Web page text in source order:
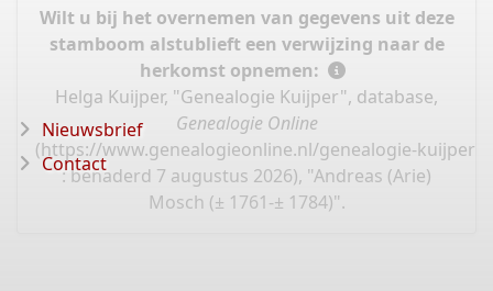
Wilt u bij het overnemen van gegevens uit deze
stamboom alstublieft een verwijzing naar de
herkomst opnemen:
Helga Kuijper, "Genealogie Kuijper", database,
Genealogie Online
(https://www.genealogieonline.nl/genealogie-kuijper/
: benaderd 7 augustus 2026), "Andreas (Arie)
Mosch (± 1761-± 1784)".
Nieuwsbrief
Contact